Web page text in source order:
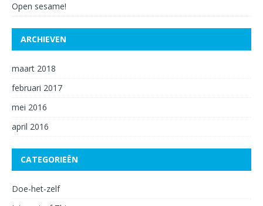
Open sesame!
ARCHIEVEN
maart 2018
februari 2017
mei 2016
april 2016
CATEGORIEËN
Doe-het-zelf